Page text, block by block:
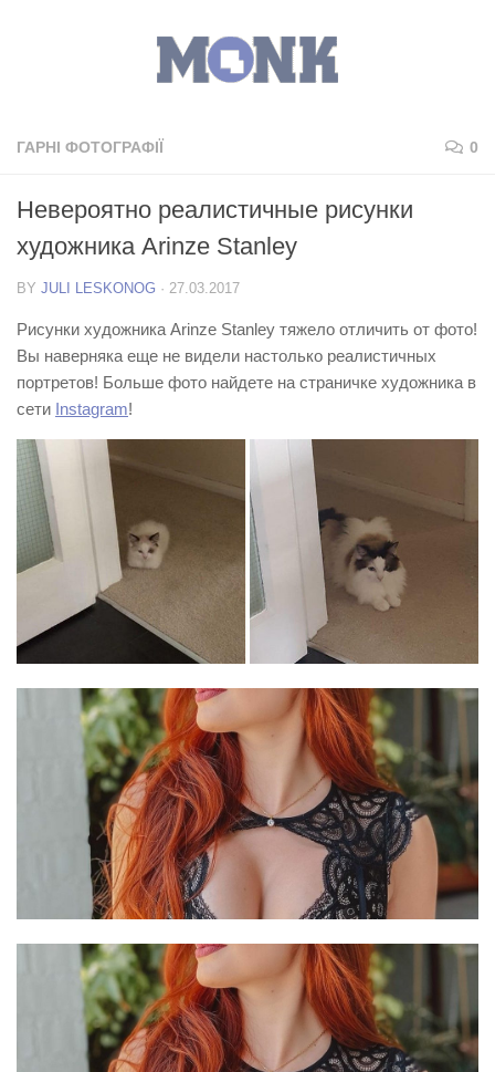
ГАРНІ ФОТОГРАФІЇ 0
Невероятно реалистичные рисунки
художника Arinze Stanley
BY JULI LESKONOG · 27.03.2017
Рисунки художника Arinze Stanley тяжело отличить от фото!
Вы наверняка еще не видели настолько реалистичных
портретов! Больше фото найдете на страничке художника в
сети Instagram!